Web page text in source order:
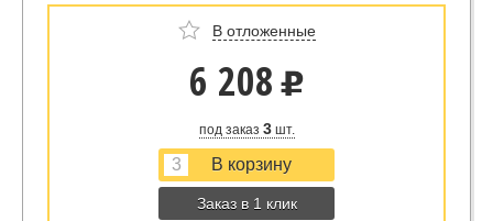
В отложенные
6 208 u
под заказ 3шт.
Заказ в 1 клик